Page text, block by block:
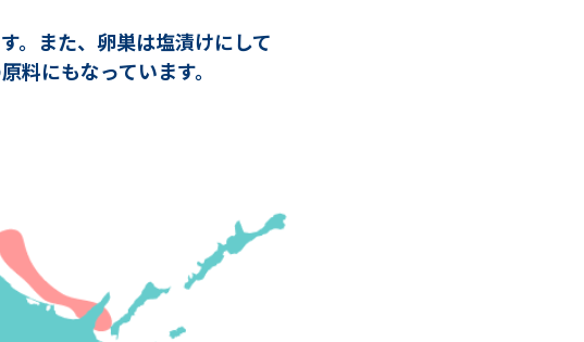
。また、卵巣は塩漬けにして
料にもなっています。